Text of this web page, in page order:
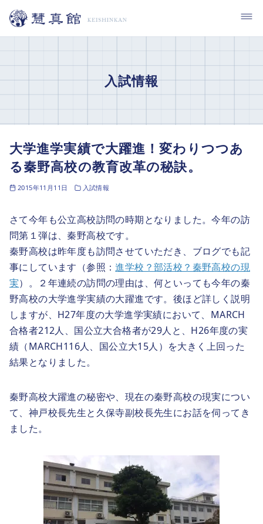
テ
入試情報
大学進学実績で大躍進！変わりつつあ
る秦野高校の教育改革の秘訣。
2015年11月11日 入試情報
さて今年も公立高校訪問の時期となりました。今年の訪
問第１弾は、秦野高校です。
秦野高校は昨年度も訪問させていただき、ブログでも記
事にしています（参照：進学校？部活校？秦野高校の現
実）。２年連続の訪問の理由は、何といっても今年の秦
野高校の大学進学実績の大躍進です。後ほど詳しく説明
しますが、H27年度の大学進学実績において、MARCH
合格者212人、国公立大合格者が29人と、H26年度の実
績（MARCH116人、国公立大15人）を大きく上回った
結果となりました。
秦野高校大躍進の秘密や、現在の秦野高校の現実につい
て、神戸校長先生と久保寺副校長先生にお話を伺ってき
ました。